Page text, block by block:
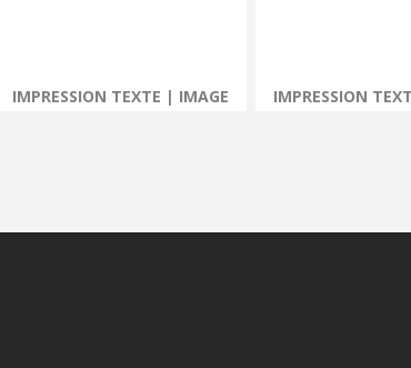
IMPRESSION TEXTE | IMAGE IMPRESSION